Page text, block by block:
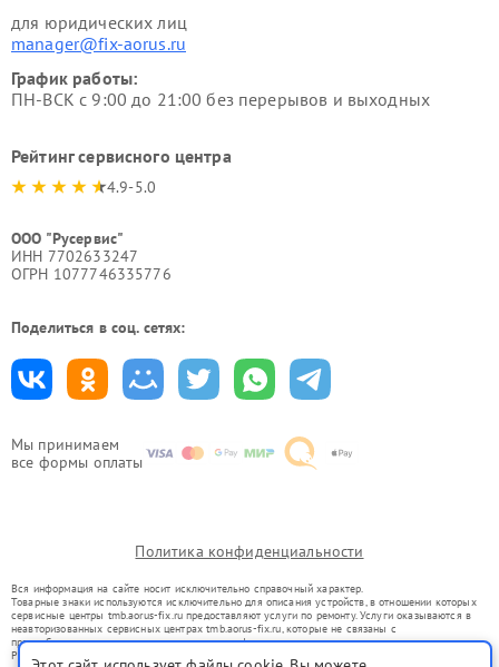
Мы принимаем
все формы оплаты
для юридических лиц
manager@fix-aorus.ru
График работы:
ПН-ВСК с 9:00 до 21:00 без перерывов и выходных
Рейтинг сервисного центра
4.9-5.0
ООО "Русервис"
ИНН 7702633247
ОГРН 1077746335776
Поделиться в соц. сетях:
Политика конфиденциальности
Вся информация на сайте носит исключительно справочный характер.
Товарные знаки используются исключительно для описания устройств, в отношении которых
сервисные центры tmb.aorus-fix.ru предоставляют услуги по ремонту. Услуги оказываются в
неавторизованных сервисных центрах tmb.aorus-fix.ru, которые не связаны с
правообладателями товарных знаков или их официальными представителями.
Ремонт осуществляется для устройств, уже введенных в гражданский оборот в соответствии